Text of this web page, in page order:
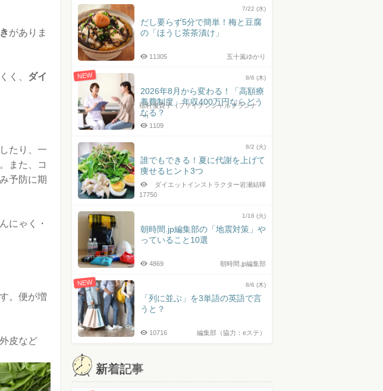
がありま
く、 ダイ
たり、一
また、コ
予防に期
にゃく・
。便が増
皮など
7/22 (水)
だし要らず5分で簡単！梅と豆腐
の「ほうじ茶茶漬け」
五十嵐ゆかり
11305
NEW 8/6 (木)
2026年8月から変わる！「高額療
養費制度」年収400万円ならどう
なる？
稲村優貴子（ファイナンシャルプランナ
ー）
1109
8/2 (火)
誰でもできる！夏に代謝を上げて
痩せるヒント3つ
ダイエットインストラクター岩瀬結暉
17750
1/16 (火)
朝時間.jp編集部の「地震対策」や
っていること10選
朝時間.jp編集部
4869
NEW 8/6 (木)
「列に並ぶ」を3単語の英語で言
うと？
編集部（協力：eステ）
10716
新着記事